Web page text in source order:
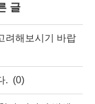
글
려해보시기 바랍
. (0)